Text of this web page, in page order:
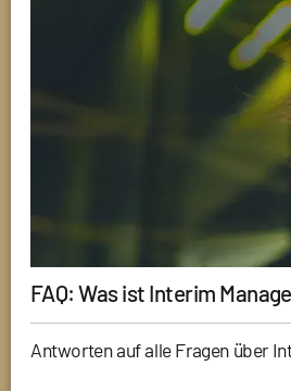
FAQ: Was ist Interim
Antworten auf alle Fragen über